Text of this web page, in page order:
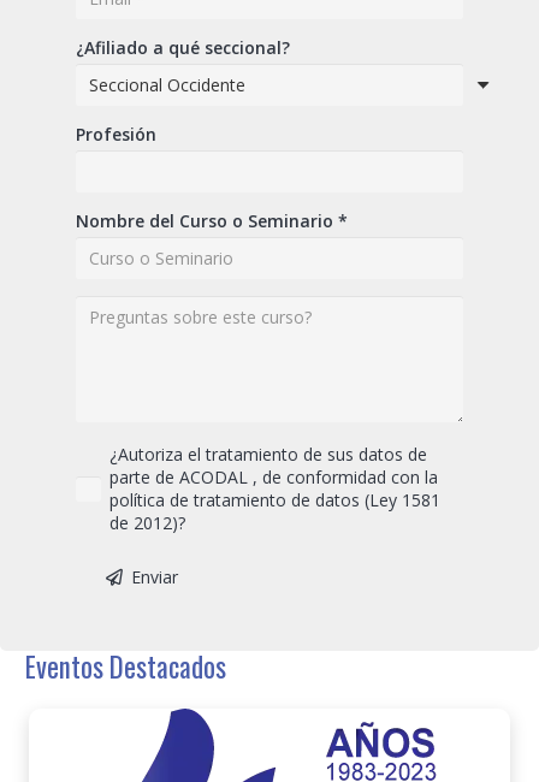
¿Afiliado a qué seccional?
Profesión
Nombre del Curso o Seminario *
¿Autoriza el tratamiento de sus datos de
parte de ACODAL , de conformidad con la
política de tratamiento de datos (Ley 1581
de 2012)?
Enviar
Eventos Destacados